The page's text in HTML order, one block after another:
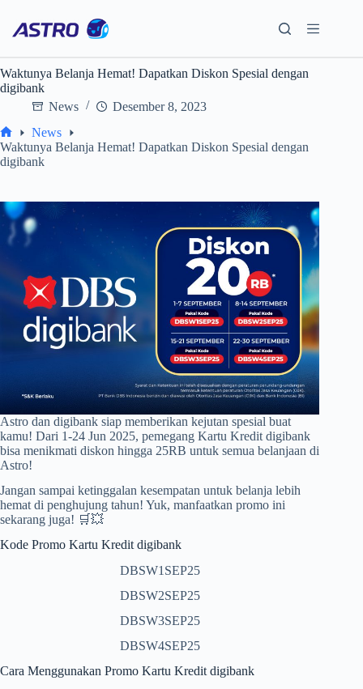
content
Waktunya Belanja Hemat! Dapatkan Diskon Spesial dengan
digibank
News
Desember 8, 2023
Home
News
Waktunya Belanja Hemat! Dapatkan Diskon Spesial dengan
digibank
Astro dan digibank siap memberikan kejutan spesial buat
kamu! Dari 1-24 Jun 2025, pemegang Kartu Kredit digibank
bisa menikmati diskon hingga 25RB untuk semua belanjaan di
Astro!
Jangan sampai ketinggalan kesempatan untuk belanja lebih
hemat di penghujung tahun! Yuk, manfaatkan promo ini
sekarang juga! 🛒💥
Kode Promo Kartu Kredit digibank
DBSW1SEP25
DBSW2SEP25
DBSW3SEP25
DBSW4SEP25
Cara Menggunakan Promo Kartu Kredit digibank